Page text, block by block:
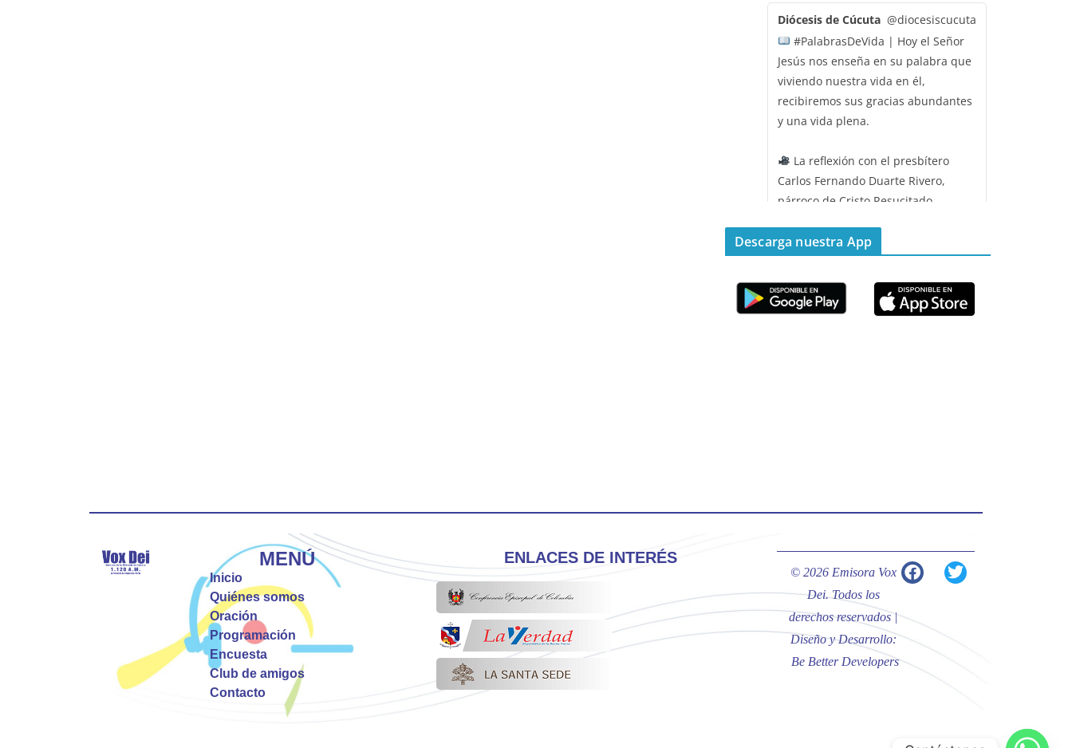
Diócesis de Cúcuta @diocesiscucuta
#PalabrasDeVida | Hoy el Señor
Jesús nos enseña en su palabra que
viviendo nuestra vida en él,
recibiremos sus gracias abundantes
y una vida plena.
La reflexión con el presbítero
Carlos Fernando Duarte Rivero,
párroco de Cristo Resucitado.
Emisora Vox Dei @emisoravoxdei ·
11 May 2025
La reflexión con el presbítero
Twitter
Emisora Vox Dei @emisoravoxdei
10 May 2025
“Tú tienes palabras de vida eterna”
Descarga nuestra App
MENÚ
Inicio
Quiénes somos
Oración
Programación
Encuesta
Club de amigos
Contacto
ENLACES DE INTERÉS
© 2026 Emisora Vox
Dei. Todos los
derechos reservados |
Diseño y Desarrollo:
Be Better Developers